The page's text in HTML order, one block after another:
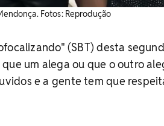
Fotos: Reprodução
(SBT) desta
um alega ou que o outro
e a gente tem que